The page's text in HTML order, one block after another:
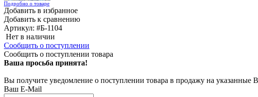
Подробно о товаре
Добавить в избранное
Добавить к сравнению
Артикул: #Б-1104
Нет в наличии
Сообщить о поступлении
Сообщить о поступлении товара
Ваша просьба принята!
Вы получите уведомление о поступлении товара в продажу на указанные
Ваш E-Mail